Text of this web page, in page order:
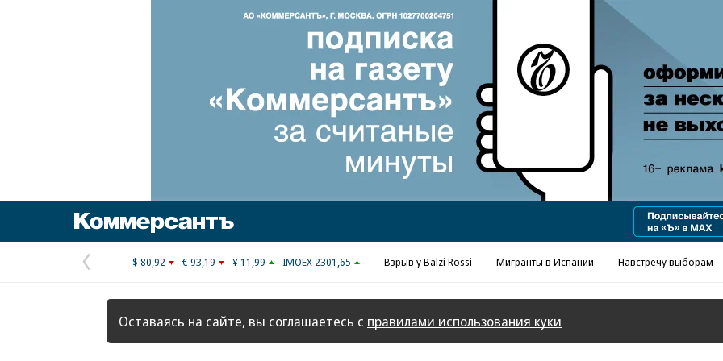
Реклама в «Ъ» www.kommersant.ru/ad
Предыдущая
страница
$ 80,92 € 93,19 ¥ 11,99 IMOEX 2301,65 Взрыв у Balzi Rossi Мигранты в Испании Навстречу выборам
Оставаясь на сайте, вы соглашаетесь с правилами использования куки